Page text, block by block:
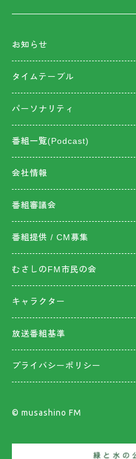
お知らせ
タイムテーブル
パーソナリティ
番組一覧(Podcast)
会社情報
番組審議会
番組提供 / CM募集
むさしのFM市民の会
キャラクター
放送番組基準
プライバシーポリシー
©︎ musashino FM